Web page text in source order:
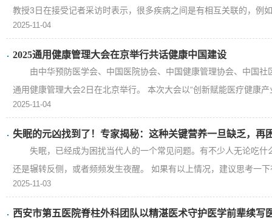
教授3日在接受记者采访时表示，很多疾病之间是有相互关联的，例
2025-11-04
2025通用健康管理大会在京举行共话健康中国建设
由中华预防医学会、中国医院协会、中国健康管理协会、中国
通用健康管理大会2日在北京举行。 本次大会以“创新赋能医疗健康产
2025-11-04
失眠的元凶找到了！专家揭秘：这种关键营养一旦缺乏，再
失眠，已经成为困扰当代人的一个常见问题。有不少人无论吃
还是辗转反侧，或者频频发生夜醒。 如果有以上情况，建议思考一
2025-11-03
西安市第五医院脊柱外科团队以精湛医术守护医学前辈续写